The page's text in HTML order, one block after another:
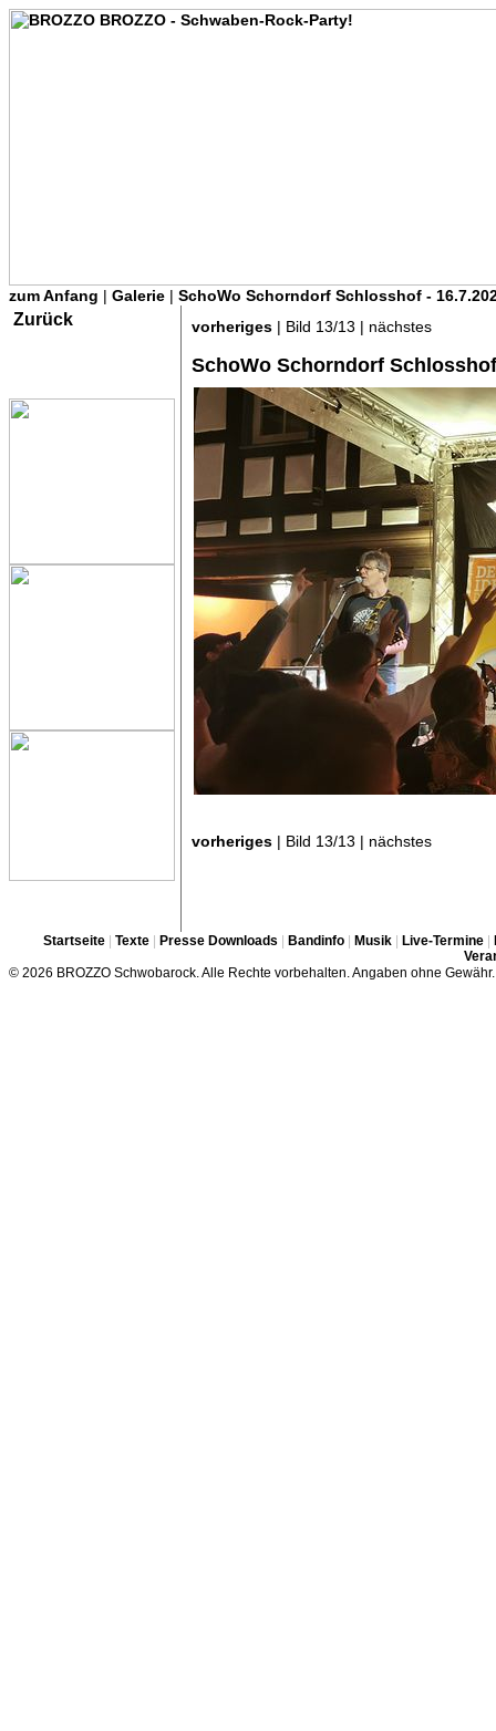
zum Anfang | Galerie | SchoWo Schorndorf Schlosshof -
Zurück vorheriges | Bild 13/13 | nächstes
SchoWo Schorndorf
vorheriges | Bild 13/13 | nächstes
Startseite| Texte| Presse Downloads Bandinfo| Musik| Live-Termine|
© 2026 BROZZO Schwobarock. Alle Rechte vorbehalten. Angaben ohne Gewähr.